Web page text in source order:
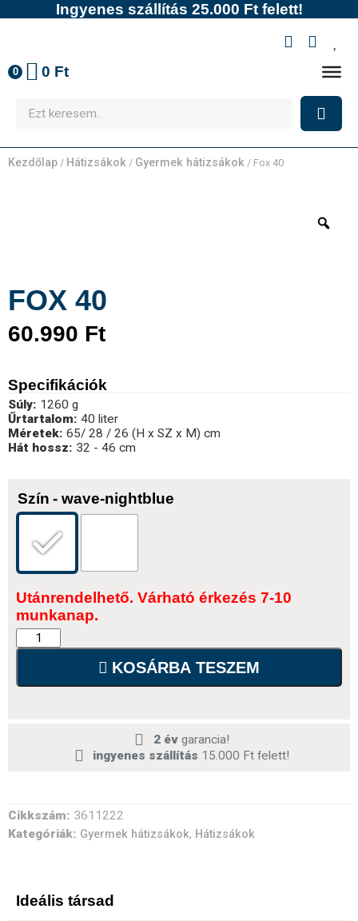
Ingyenes szállítás 25.000 Ft felett!
0 0 Ft
Kezdőlap / Hátizsákok / Gyermek hátizsákok / Fox 40
FOX 40
60.990 Ft
Specifikációk
Súly: 1260 g
Űrtartalom: 40 liter
Méretek: 65/ 28 / 26 (H x SZ x M) cm
Hát hossz: 32 - 46 cm
Szín - wave-nightblue
Utánrendelhető. Várható érkezés 7-10
munkanap.
KOSÁRBA TESZEM
2 évgarancia!
ingyenes szállítás 15.000 Ft felett!
Cikkszám: 3611222
Kategóriák: Gyermek hátizsákok, Hátizsákok
Ideális társad